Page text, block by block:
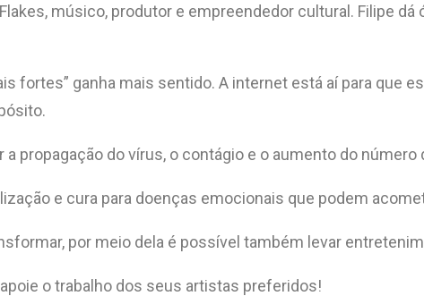
músico, produtor e empreendedor cultural. Filipe
fortes” ganha mais sentido. A internet está aí para que
propagação do vírus, o contágio e o aumento do número
e cura para doenças emocionais que podem
por meio dela é possível também levar
o trabalho dos seus artistas preferidos!